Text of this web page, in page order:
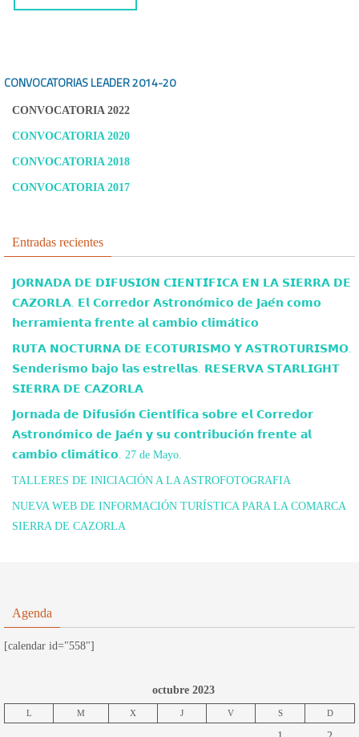
CONVOCATORIAS LEADER2014-20
CONVOCATORIA 2022
CONVOCATORIA 2020
CONVOCATORIA 2018
CONVOCATORIA 2017
Entradas recientes
𝗝𝗢𝗥𝗡𝗔𝗗𝗔 𝗗𝗘 𝗗𝗜𝗙𝗨𝗦𝗜𝗢́𝗡 𝗖𝗜𝗘𝗡𝗧𝗜́𝗙𝗜𝗖𝗔 𝗘𝗡 𝗟𝗔 𝗦𝗜𝗘𝗥𝗥𝗔 𝗗𝗘
𝗖𝗔𝗭𝗢𝗥𝗟𝗔. 𝗘𝗹 𝗖𝗼𝗿𝗿𝗲𝗱𝗼𝗿 𝗔𝘀𝘁𝗿𝗼𝗻𝗼́𝗺𝗶𝗰𝗼 𝗱𝗲 𝗝𝗮𝗲́𝗻 𝗰𝗼𝗺𝗼
𝗵𝗲𝗿𝗿𝗮𝗺𝗶𝗲𝗻𝘁𝗮 𝗳𝗿𝗲𝗻𝘁𝗲 𝗮𝗹 𝗰𝗮𝗺𝗯𝗶𝗼 𝗰𝗹𝗶𝗺𝗮́𝘁𝗶𝗰𝗼
𝗥𝗨𝗧𝗔 𝗡𝗢𝗖𝗧𝗨𝗥𝗡𝗔 𝗗𝗘 𝗘𝗖𝗢𝗧𝗨𝗥𝗜𝗦𝗠𝗢 𝗬 𝗔𝗦𝗧𝗥𝗢𝗧𝗨𝗥𝗜𝗦𝗠𝗢.
𝗦𝗲𝗻𝗱𝗲𝗿𝗶𝘀𝗺𝗼 𝗯𝗮𝗷𝗼 𝗹𝗮𝘀 𝗲𝘀𝘁𝗿𝗲𝗹𝗹𝗮𝘀. 𝗥𝗘𝗦𝗘𝗥𝗩𝗔 𝗦𝗧𝗔𝗥𝗟𝗜𝗚𝗛𝗧
𝗦𝗜𝗘𝗥𝗥𝗔 𝗗𝗘 𝗖𝗔𝗭𝗢𝗥𝗟𝗔
𝗝𝗼𝗿𝗻𝗮𝗱𝗮 𝗱𝗲 𝗗𝗶𝗳𝘂𝘀𝗶𝗼́𝗻 𝗖𝗶𝗲𝗻𝘁𝗶́𝗳𝗶𝗰𝗮 𝘀𝗼𝗯𝗿𝗲 𝗲𝗹 𝗖𝗼𝗿𝗿𝗲𝗱𝗼𝗿
𝗔𝘀𝘁𝗿𝗼𝗻𝗼́𝗺𝗶𝗰𝗼 𝗱𝗲 𝗝𝗮𝗲́𝗻 𝘆 𝘀𝘂 𝗰𝗼𝗻𝘁𝗿𝗶𝗯𝘂𝗰𝗶𝗼́𝗻 𝗳𝗿𝗲𝗻𝘁𝗲 𝗮𝗹
𝗰𝗮𝗺𝗯𝗶𝗼 𝗰𝗹𝗶𝗺𝗮́𝘁𝗶𝗰𝗼. 27 de Mayo.
TALLERES DE INICIACIÓN A LA ASTROFOTOGRAFIA
NUEVA WEB DE INFORMACIÓN TURÍSTICA PARA LA COMARCA
SIERRA DE CAZORLA
Agenda
[calendar id="558"]
octubre 2023
L M X J V S D